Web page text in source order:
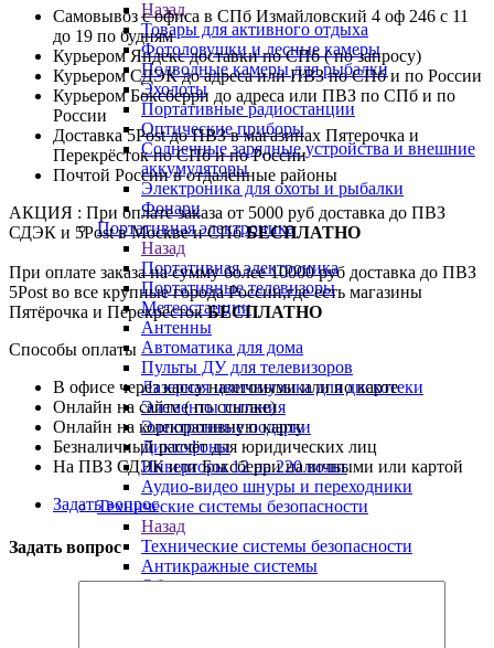
Назад
Товары для активного отдыха
Фотоловушки и лесные камеры
Подводные камеры для рыбалки
Эхолоты
Портативные радиостанции
Оптические приборы
Солнечные зарядные устройства и внешние
аккумуляторы
Электроника для охоты и рыбалки
Фонари
Портативная электроника
Назад
Портативная электроника
Портативные телевизоры
Метеостанции
Антенны
Автоматика для дома
Пульты ДУ для телевизоров
Лазерная цветомузыка для дискотеки
Элементы питания
Электронные подарки
Диктофоны
Инверторы 12 на 220 вольт
Аудио-видео шнуры и переходники
Технические системы безопасности
Назад
Технические системы безопасности
Антикражные системы
Обнаружители жучков
Самовывоз с офиса в СПб Измайловский 4 оф 246 с 11
до 19 по будням
Курьером Яндекс доставки по СПб ( по запросу)
Курьером СДЭК до адреса или ПВЗ по СПб и по России
Курьером Боксберри до адреса или ПВЗ по СПб и по
России
Доставка 5Post до ПВЗ в магазинах Пятерочка и
Перекрёсток по СПб и по России
Почтой России в отдалённые районы
АКЦИЯ : При оплате заказа от 5000 руб доставка до ПВЗ
СДЭК и 5Post в Москве и СПбБЕСПЛАТНО
При оплате заказа на сумму более 10000 руб доставка до ПВЗ
5Post во все крупные города России,где есть магазины
Пятёрочка и ПерекрёстокБЕСПЛАТНО
Способы оплаты
В офисе через кассу наличными или по карте
Онлайн на сайте ( по ссылке)
Онлайн на корпоративную карту
Безналичный расчёт для юридических лиц
На ПВЗ СДЭК или Боксберри наличными или картой
Задать вопрос
Задать вопрос